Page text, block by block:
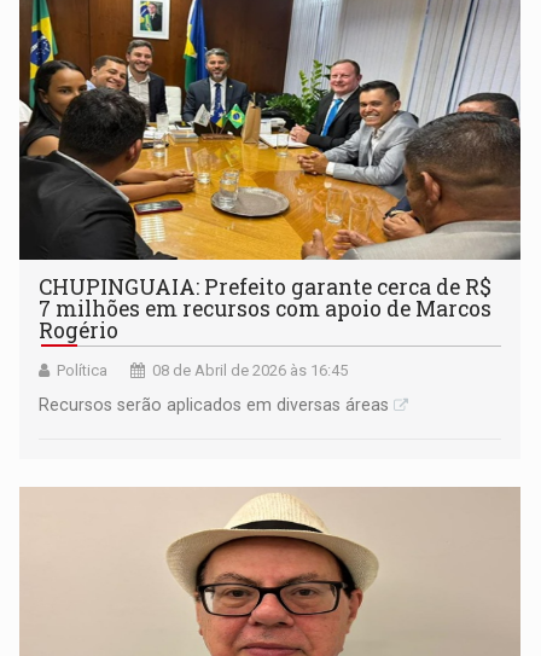
CHUPINGUAIA: Prefeito garante cerca de R$
7 milhões em recursos com apoio de Marcos
Rogério
Política 08 de Abril de 2026 às 16:45
Recursos serão aplicados em diversas áreas